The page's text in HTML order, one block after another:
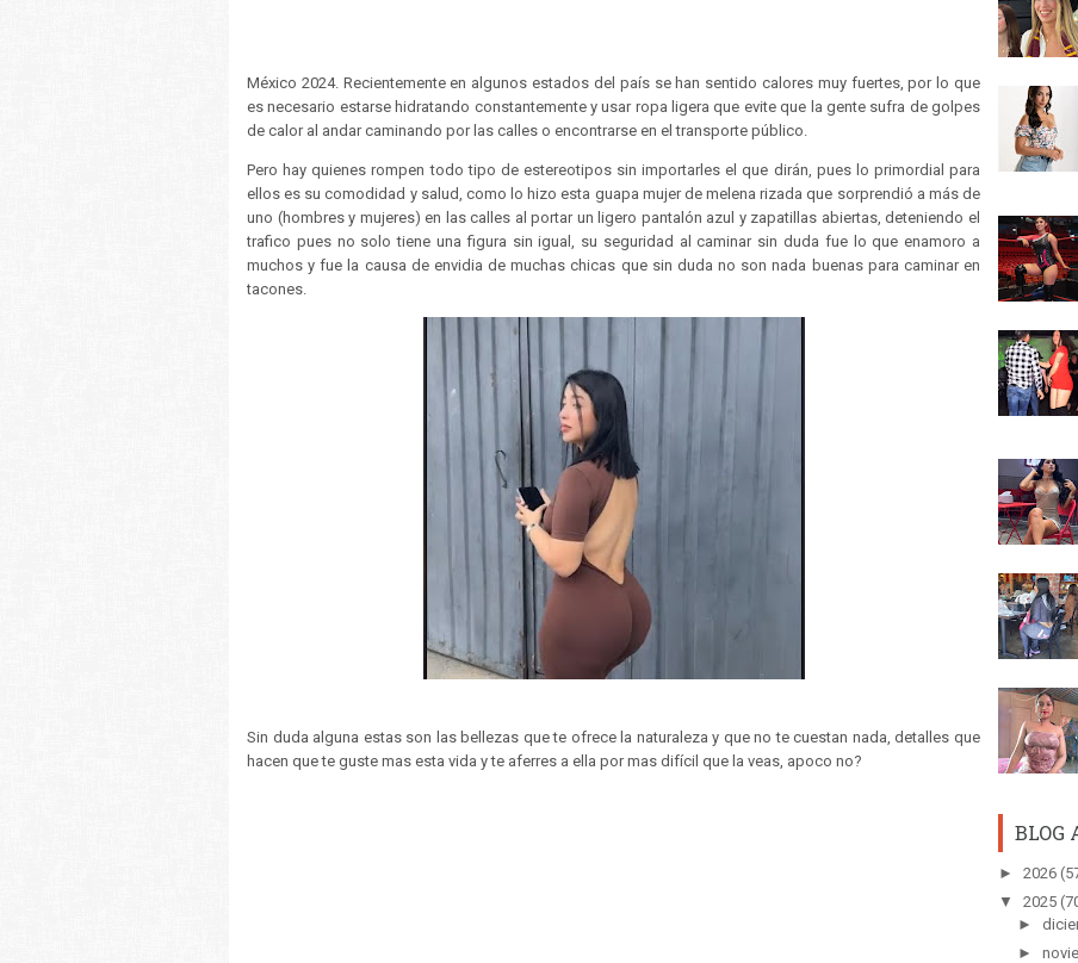
México 2024. Recientemente en algunos estados del país se han sentido calores muy fuertes, por lo que
es necesario estarse hidratando constantemente y usar ropa ligera que evite que la gente sufra de golpes
de calor al andar caminando por las calles o encontrarse en el transporte público.
Pero hay quienes rompen todo tipo de estereotipos sin importarles el que dirán, pues lo primordial para
ellos es su comodidad y salud, como lo hizo esta guapa mujer de melena rizada que sorprendió a más de
uno (hombres y mujeres) en las calles al portar un ligero pantalón azul y zapatillas abiertas, deteniendo el
trafico pues no solo tiene una figura sin igual, su seguridad al caminar sin duda fue lo que enamoro a
muchos y fue la causa de envidia de muchas chicas que sin duda no son nada buenas para caminar en
tacones.
Sin duda alguna estas son las bellezas que te ofrece la naturaleza y que no te cuestan nada, detalles que
hacen que te guste mas esta vida y te aferres a ella por mas difícil que la veas, apoco no?
BLOG
► 2026
▼
2025
►
►